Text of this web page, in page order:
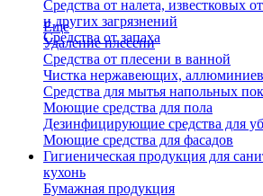
Средства от налета, известковых
и других загрязнений
Средства от запаха
Еще
Удаление плесени
Средства от плесени в ванной
Чистка нержавеющих,
Средства для мытья напольных
Моющие средства для пола
Дезинфицирующие средства для
Моющие средства для фасадов
Гигиеническая продукция для
кухонь
Бумажная продукция